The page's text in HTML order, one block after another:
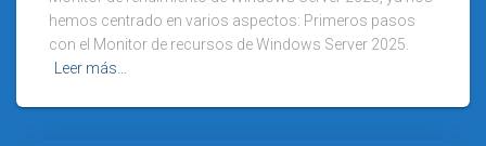
hemos centrado en varios aspectos: Primeros pasos
con el Monitor de recursos de Windows Server 2025.
Leer más…